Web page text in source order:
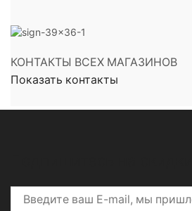
КОНТАКТЫ ВСЕХ МАГАЗИНОВ
Показать контакты